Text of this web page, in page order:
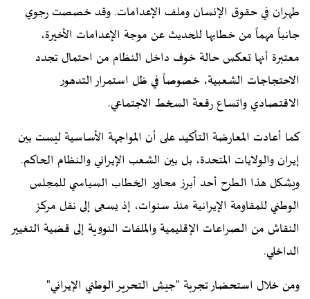
طهران في حقوق الإنسان وملف الإعدامات. وقد خصصت رجوي
جانباً مهماً من خطابها للحديث عن موجة الإعدامات الأخيرة،
معتبرة أنها تعكس حالة خوف داخل النظام من احتمال تجدد
الاحتجاجات الشعبية، خصوصاً في ظل استمرار التدهور
الاقتصادي واتساع رقعة السخط الاجتماعي.
كما أعادت المعارضة التأكيد على أن المواجهة الأساسية ليست بين
إيران والولايات المتحدة، بل بين الشعب الإيراني والنظام الحاكم.
ويشكل هذا الطرح أحد أبرز محاور الخطاب السياسي للمجلس
الوطني للمقاومة الإيرانية منذ سنوات، إذ يسعى إلى نقل مركز
النقاش من الصراعات الإقليمية والملفات النووية إلى قضية التغيير
الداخلي.
ومن خلال استحضار تجربة "جيش التحرير الوطني الإيراني"